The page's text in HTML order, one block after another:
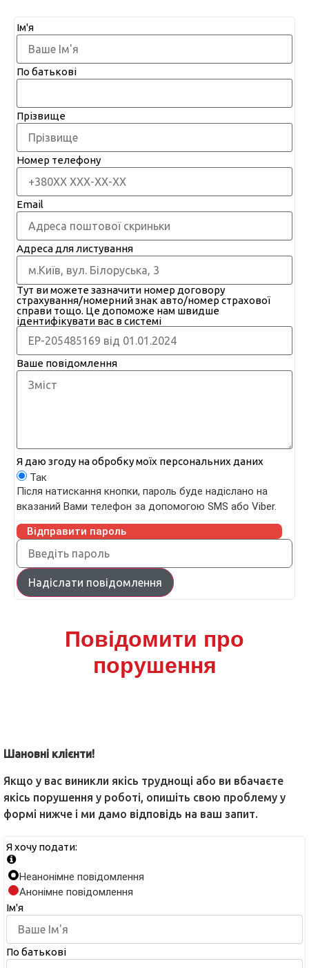
Ім'я
По батькові
Прізвище
Номер телефону
Email
Адреса для листування
Тут ви можете зазначити номер договору
страхування/номерний знак авто/номер страхової
справи тощо. Це допоможе нам швидше
ідентифікувати вас в системі
Ваше повідомлення
Я даю згоду на обробку моїх персональних даних
Так
Після натискання кнопки, пароль буде надіслано на
вказаний Вами телефон за допомогою SMS або Viber.
Відправити пароль
Надіслати повідомлення
Повідомити про
порушення
Шановні клієнти!
Якщо у вас виникли якісь труднощі або ви вбачаєте
якісь порушення у роботі, опишіть свою проблему у
формі нижче і ми дамо відповідь на ваш запит.
Я хочу подати:
Неанонімне повідомлення
Анонімне повідомлення
Ім'я
По батькові